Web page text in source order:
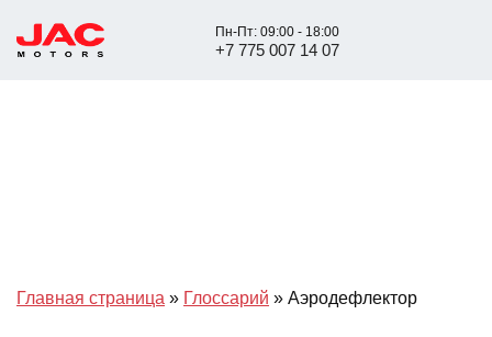
Пн-Пт: 09:00 - 18:00
+7 775 007 14 07
Главная страница » Глоссарий » Аэродефлектор